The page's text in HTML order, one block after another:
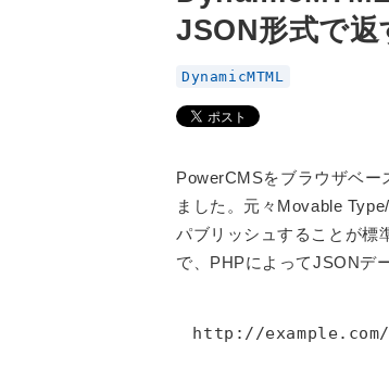
JSON形式で返
DynamicMTML
PowerCMSをブラウザベー
ました。元々Movable
パブリッシュすることが標
で、PHPによってJSONデ
http://